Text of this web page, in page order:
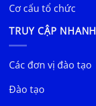
Cơ cấu tổ chức
TRUY CẬP NHANH
Các đơn vị đào tạo
Đào tạo